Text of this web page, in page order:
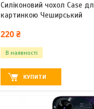
Силіконовий чохол Case
картинкою Чеширський
220 ₴
В наявності
КУПИТИ